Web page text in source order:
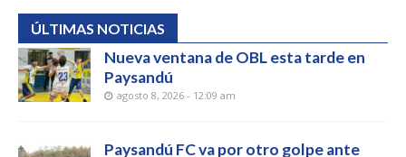
ÚLTIMAS NOTICIAS
Nueva ventana de OBL esta tarde en
Paysandú
agosto 8, 2026 - 12:09 am
Paysandú FC va por otro golpe ante